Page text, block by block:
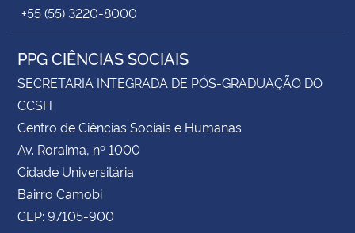
+55 (55) 3220-8000
PPG CIÊNCIAS SOCIAIS
SECRETARIA INTEGRADA DE PÓS-GRADUAÇÃO DO
CCSH
Centro de Ciências Sociais e Humanas
Av. Roraima, nº 1000
Cidade Universitária
Bairro Camobi
CEP: 97105-900